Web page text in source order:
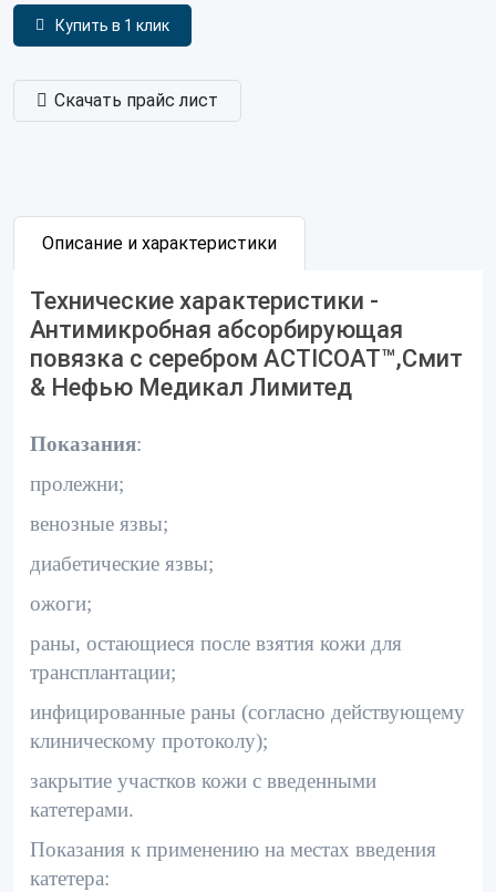
Купить в 1 клик
Скачать прайс лист
Описание и характеристики
Технические характеристики -
Антимикробная абсорбирующая
повязка с серебром ACTICOAT™,Смит
& Нефью Медикал Лимитед
Показания:
пролежни;
венозные язвы;
диабетические язвы;
ожоги;
раны, остающиеся после взятия кожи для
трансплантации;
инфицированные раны (согласно действующему
клиническому протоколу);
закрытие участков кожи с введенными
катетерами.
Показания к применению на местах введения
катетера: